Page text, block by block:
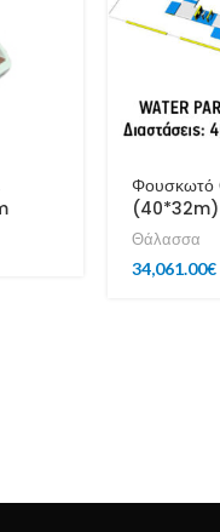
Φουσκωτό
(40*32m)
Θάλασσα
34,061.00€